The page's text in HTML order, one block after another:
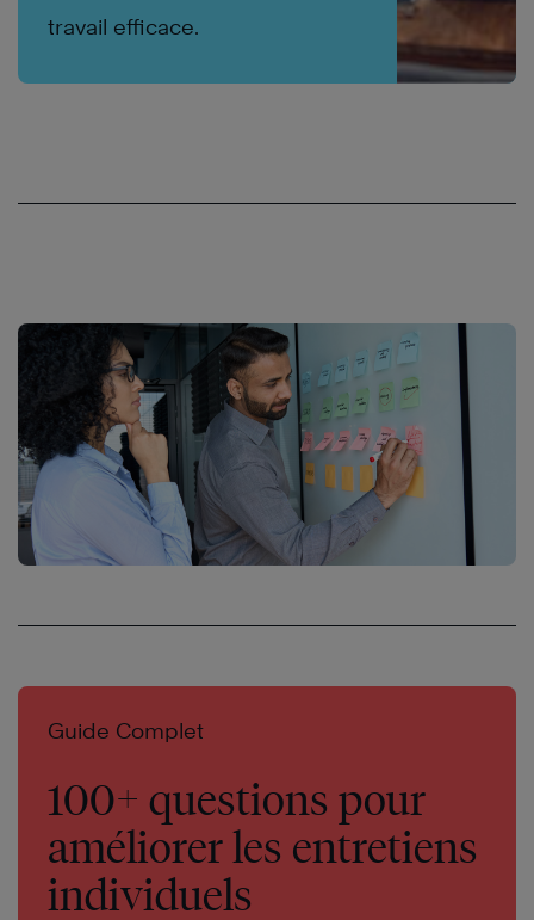
travail efficace.
Guide Complet
100+ questions pour
améliorer les entretiens
individuels